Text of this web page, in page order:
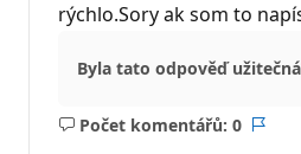
rýchlo.Sory ak som to
Byla tato odpověď
Počet komentářů: 0
Žádné